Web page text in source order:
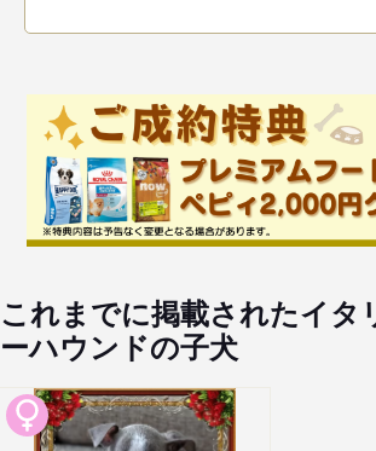
これまでに掲載されたイタ
ーハウンドの子犬